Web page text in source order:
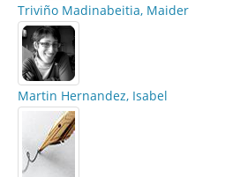
Triviño Madinabeitia, Maider
Martin Hernandez, Isabel